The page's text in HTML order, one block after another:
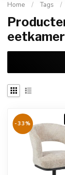
Home / Tags /
-33%